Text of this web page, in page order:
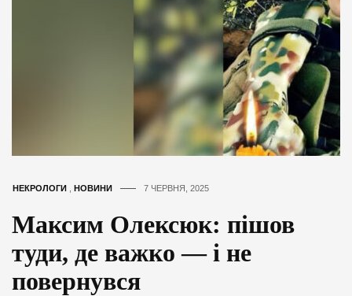
НЕКРОЛОГИ НОВИНИ 7 ЧЕРВНЯ, 2025
Максим Олексюк: пішов
туди, де важко — і не
повернувся